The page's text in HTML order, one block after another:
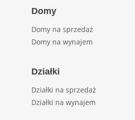
Domy
Domy na sprzedaż
Domy na wynajem
Działki
Działki na sprzedaż
Działki na wynajem